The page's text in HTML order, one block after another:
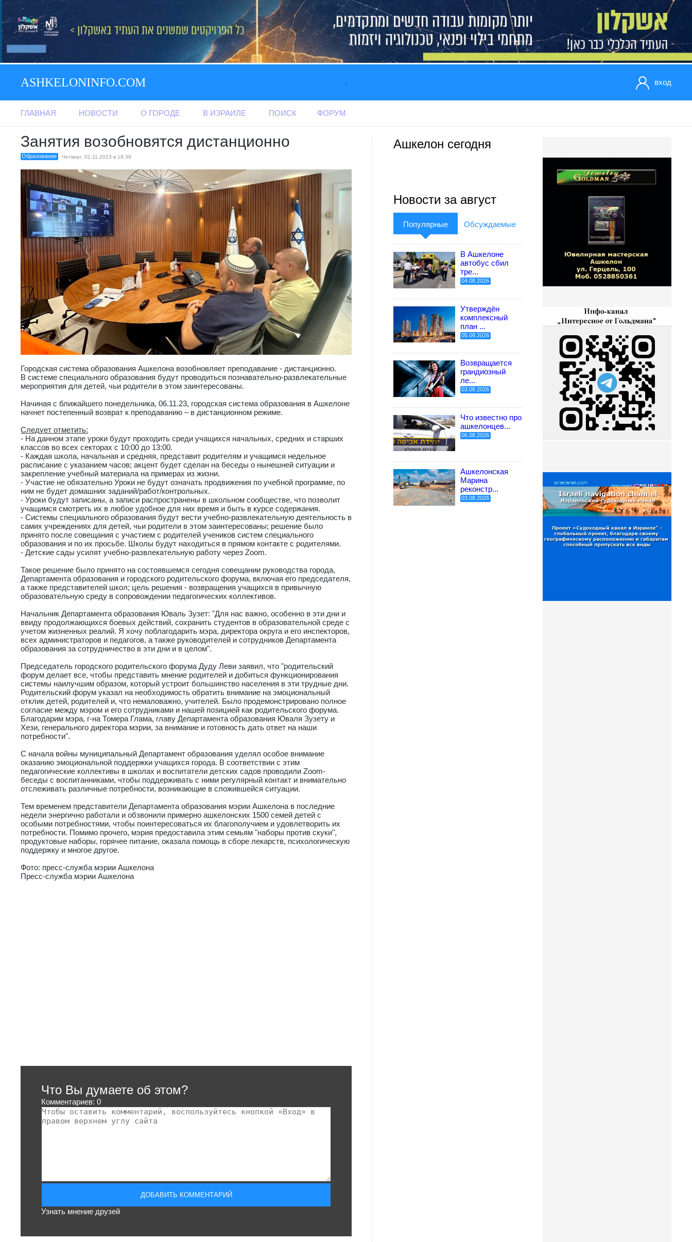
ASHKELONINFO.COM . вход
ГЛАВНАЯ НОВОСТИ О ГОРОДЕ В ИЗРАИЛЕ ПОИСК ФОРУМ
Занятия возобновятся дистанционно
Образование Четверг, 02.11.2023 в 18:39
Городская система образования Ашкелона возобновляет преподавание - дистанционно.
В системе специального образования будут проводиться познавательно-развлекательные
мероприятия для детей, чьи родители в этом заинтересованы.
Начиная с ближайшего понедельника, 06.11.23, городская система образования в Ашкелоне
начнет постепенный возврат к преподаванию – в дистанционном режиме.
Следует отметить:
- На данном этапе уроки будут проходить среди учащихся начальных, средних и старших
классов во всех секторах с 10:00 до 13:00.
- Каждая школа, начальная и средняя, представит родителям и учащимся недельное
расписание с указанием часов; акцент будет сделан на беседы о нынешней ситуации и
закрепление учебный материала на примерах из жизни.
- Участие не обязательно Уроки не будут означать продвижения по учебной программе, по
ним не будет домашних заданий/работ/контрольных.
- Уроки будут записаны, а записи распространены в школьном сообществе, что позволит
учащимся смотреть их в любое удобное для них время и быть в курсе содержания.
- Системы специального образования будут вести учебно-развлекательную деятельность в
самих учреждениях для детей, чьи родители в этом заинтересованы; решение было
принято после совещания с участием с родителей учеников систем специального
образования и по их просьбе. Школы будут находиться в прямом контакте с родителями.
- Детские сады усилят учебно-развлекательную работу через Zoom.
Такое решение было принято на состоявшемся сегодня совещании руководства города,
Департамента образования и городского родительского форума, включая его председателя,
а также представителей школ; цель решения - возвращения учащихся в привычную
образовательную среду в сопровождении педагогических коллективов.
Начальник Департамента образования Юваль Зузет: "Для нас важно, особенно в эти дни и
ввиду продолжающихся боевых действий, сохранить студентов в образовательной среде с
учетом жизненных реалий. Я хочу поблагодарить мэра, директора округа и его инспекторов,
всех администраторов и педагогов, а также руководителей и сотрудников Департамента
образования за сотрудничество в эти дни и в целом".
Председатель городского родительского форума Дуду Леви заявил, что "родительский
форум делает все, чтобы представить мнение родителей и добиться функционирования
системы наилучшим образом, который устроит большинство населения в эти трудные дни.
Родительский форум указал на необходимость обратить внимание на эмоциональный
отклик детей, родителей и, что немаловажно, учителей. Было продемонстрировано полное
согласие между мэром и его сотрудниками и нашей позицией как родительского форума.
Благодарим мэра, г-на Томера Глама, главу Департамента образования Юваля Зузету и
Хези, генерального директора мэрии, за внимание и готовность дать ответ на наши
потребности".
С начала войны муниципальный Департамент образования уделял особое внимание
оказанию эмоциональной поддержки учащихся города. В соответствии с этим
педагогические коллективы в школах и воспитатели детских садов проводили Zoom-
беседы с воспитанниками, чтобы поддерживать с ними регулярный контакт и внимательно
отслеживать различные потребности, возникающие в сложившейся ситуации.
Тем временем представители Департамента образования мэрии Ашкелона в последние
недели энергично работали и обзвонили примерно ашкелонских 1500 семей детей с
особыми потребностями, чтобы поинтересоваться их благополучием и удовлетворить их
потребности. Помимо прочего, мэрия предоставила этим семьям "наборы против скуки",
продуктовые наборы, горячее питание, оказала помощь в сборе лекарств, психологическую
поддержку и многое другое.
Фото: пресс-служба мэрии Ашкелона
Пресс-служба мэрии Ашкелона
Что Вы думаете об этом?
Комментариев: 0
Узнать мнение друзей
Ашкелон сегодня
Новости за август
Популярные Обсуждаемые
В Ашкелоне
автобус сбил
тре...
04.08.2026
Утверждён
комплексный
план ...
05.08.2026
Возвращается
грандиозный
ле...
03.08.2026
Что известно про
ашкелонцев...
06.08.2026
Ашкелонская
Марина
реконстр...
03.08.2026